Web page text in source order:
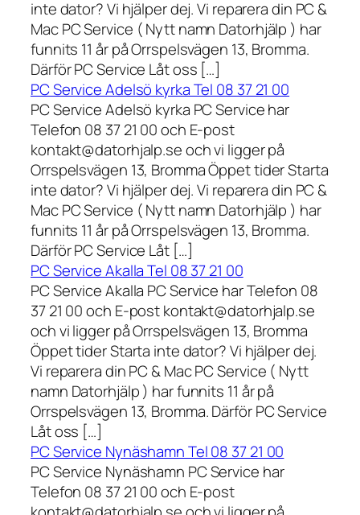
inte dator? Vi hjälper dej. Vi reparera din PC &
Mac PC Service ( Nytt namn Datorhjälp ) har
funnits 11 år på Orrspelsvägen 13, Bromma.
Därför PC Service Låt oss […]
PC Service Adelsö kyrka Tel 08 37 21 00
PC Service Adelsö kyrka PC Service har
Telefon 08 37 21 00 och E-post
kontakt@datorhjalp.se och vi ligger på
Orrspelsvägen 13, Bromma Öppet tider Starta
inte dator? Vi hjälper dej. Vi reparera din PC &
Mac PC Service ( Nytt namn Datorhjälp ) har
funnits 11 år på Orrspelsvägen 13, Bromma.
Därför PC Service Låt […]
PC Service Akalla Tel 08 37 21 00
PC Service Akalla PC Service har Telefon 08
37 21 00 och E-post kontakt@datorhjalp.se
och vi ligger på Orrspelsvägen 13, Bromma
Öppet tider Starta inte dator? Vi hjälper dej.
Vi reparera din PC & Mac PC Service ( Nytt
namn Datorhjälp ) har funnits 11 år på
Orrspelsvägen 13, Bromma. Därför PC Service
Låt oss […]
PC Service Nynäshamn Tel 08 37 21 00
PC Service Nynäshamn PC Service har
Telefon 08 37 21 00 och E-post